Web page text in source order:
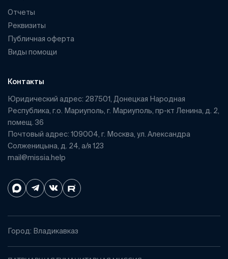
Отчеты
Реквизиты
Публичная оферта
Виды помощи
Контакты
Юридический адрес: 287501, Донецкая Народная
Республика, г.о. Мариуполь, г. Мариуполь, пр-кт Ленина, д. 2,
помещ. 36
Почтовый адрес: 109004, г. Москва, ул. Александра
Солженицына, д. 24, а/я 123
mail@missia.help
Город: Владикавказ